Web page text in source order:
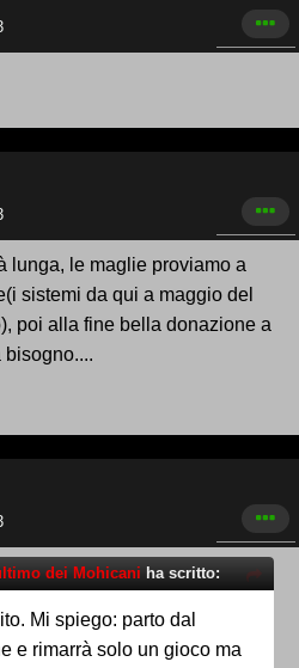
lunga, le maglie proviamo a
sistemi da qui a maggio del
poi alla fine bella donazione a
dei Mohicani ha scritto:
Mi spiego: parto dal
e rimarrà solo un gioco ma